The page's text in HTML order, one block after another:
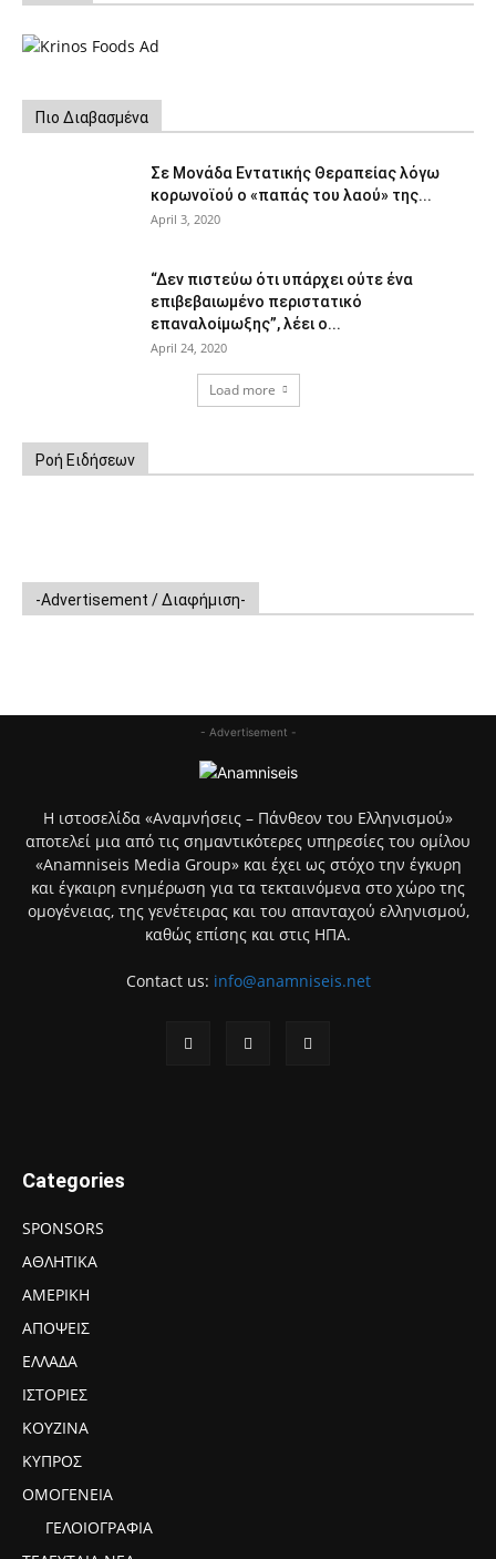
Πιο Διαβασμένα
Σε Μονάδα Εντατικής Θεραπείας λόγω
κορωνοϊού ο «παπάς του λαού» της...
April 3, 2020
“Δεν πιστεύω ότι υπάρχει ούτε ένα
επιβεβαιωμένο περιστατικό
επαναλοίμωξης”, λέει ο...
April 24, 2020
Load more
Ροή Ειδήσεων
-Advertisement / Διαφήμιση-
- Advertisement -
Η ιστοσελίδα «Αναμνήσεις – Πάνθεον του Ελληνισμού»
αποτελεί μια από τις σημαντικότερες υπηρεσίες του ομίλου
«Anamniseis Media Group» και έχει ως στόχο την έγκυρη
και έγκαιρη ενημέρωση για τα τεκταινόμενα στο χώρο της
ομογένειας, της γενέτειρας και του απανταχού ελληνισμού,
καθώς επίσης και στις ΗΠΑ.
Contact us: info@anamniseis.net
Categories
SPONSORS
ΑΘΛΗΤΙΚΑ
ΑΜΕΡΙΚΗ
ΑΠΟΨΕΙΣ
ΕΛΛΑΔΑ
ΙΣΤΟΡΙΕΣ
ΚΟΥΖΙΝΑ
ΚΥΠΡΟΣ
ΟΜΟΓΕΝΕΙΑ
ΓΕΛΟΙΟΓΡΑΦΙΑ